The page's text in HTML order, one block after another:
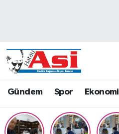
Gündem Spor Ekonomi
Dünya
Eğitim
Ekonomi
Hava Durumu
Namaz Vakitleri
Trafik Durumu